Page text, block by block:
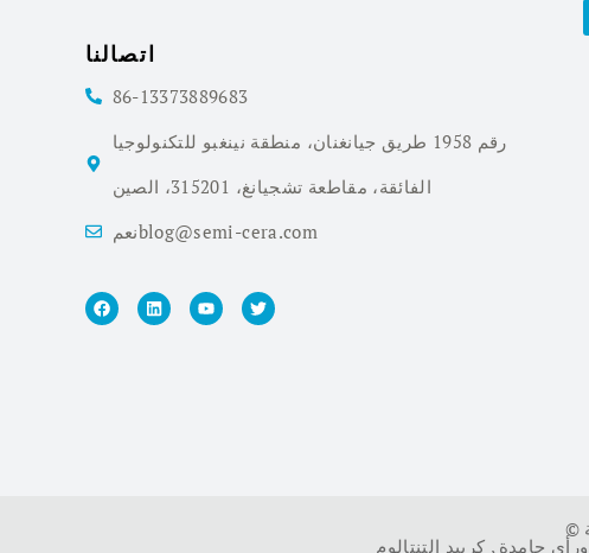
اتصالنا
86-13373889683
رقم 1958 طريق جيانغنان، منطقة نينغبو للتكنولوجيا
الفائقة، مقاطعة تشجيانغ، 315201، الصين
نعمblog@semi-cera.com
جامدة,